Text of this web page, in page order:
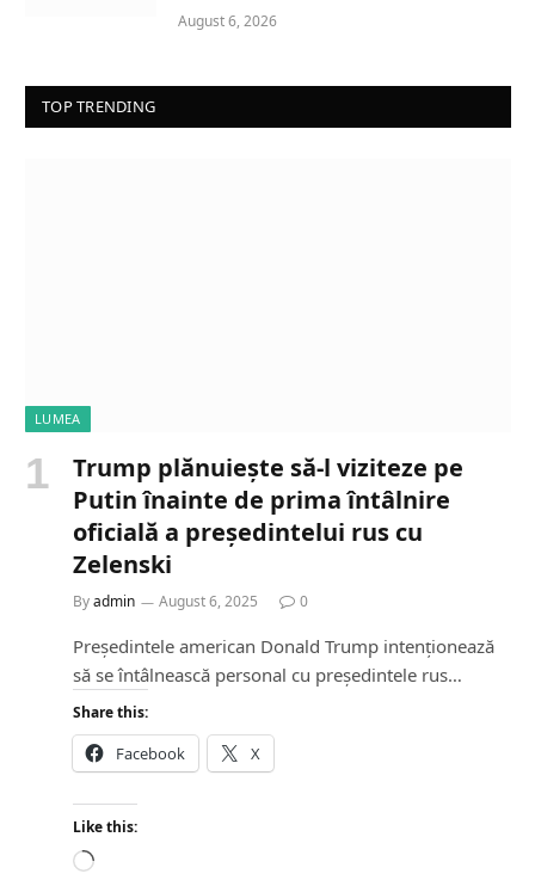
August 6, 2026
TOP TRENDING
LUMEA
Trump plănuiește să-l viziteze pe
Putin înainte de prima întâlnire
oficială a președintelui rus cu
Zelenski
Byadmin August 6, 2025 0
Președintele american Donald Trump intenționează
să se întâlnească personal cu președintele rus…
Share this:
Facebook X
Like this:
L